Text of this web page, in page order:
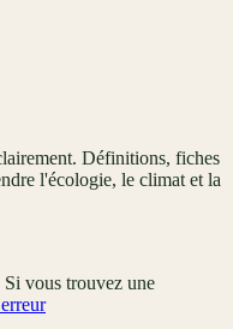
Définitions, fiches
l'écologie, le climat et la
vous trouvez une